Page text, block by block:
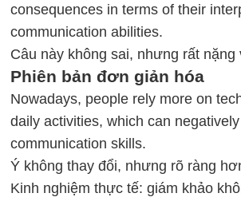
consequences in terms of their
communication abilities.
Câu này không sai, nhưng rất nặng
Phiên bản đơn giản hóa
Nowadays, people rely more on
daily activities, which can
communication skills.
Ý không thay đổi, nhưng rõ ràng
Kinh nghiệm thực tế: giám khảo